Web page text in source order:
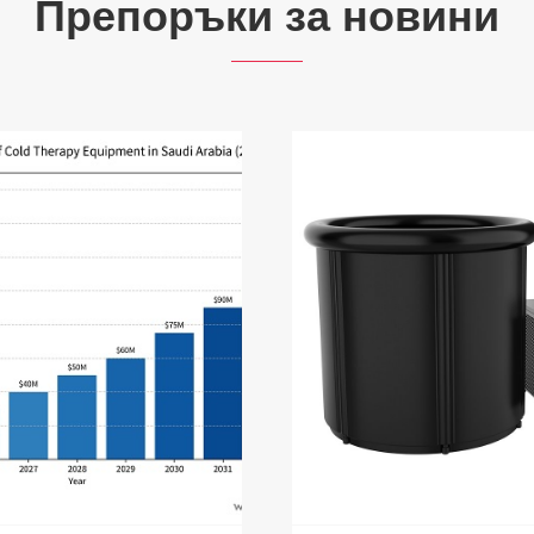
Препоръки за новини